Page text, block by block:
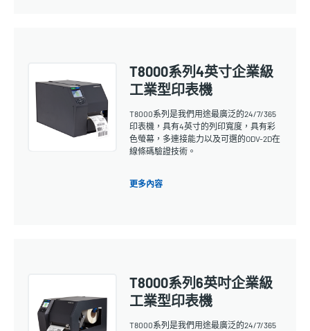
T8000系列4英寸企業級
工業型印表機
T8000系列是我們用途最廣泛的24/7/365
印表機，具有4英寸的列印寬度，具有彩
色螢幕，多連接能力以及可選的ODV-2D在
線條碼驗證技術。
更多內容
T8000系列6英吋企業級
工業型印表機
T8000系列是我們用途最廣泛的24/7/365